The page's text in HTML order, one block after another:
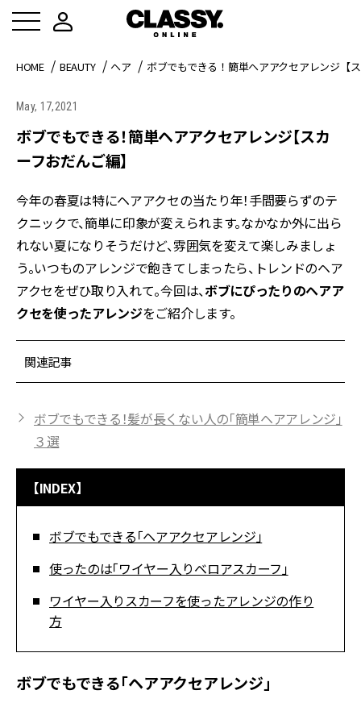
HOME BEAUTY ヘア ボブでもできる！簡単ヘアアクセアレンジ【
May, 17,2021
ボブでもできる！簡単ヘアアクセアレンジ【スカ
ーフおだんご編】
今年の春夏は特にヘアアクセの当たり年！手間要らずのテ
クニックで、簡単に印象が変えられます。なかなか外に出ら
れない夏になりそうだけど、雰囲気を変えて楽しみましょ
う。いつものアレンジで飽きてしまったら、トレンドのヘア
アクセをぜひ取り入れて。今回は、ボブにぴったりのヘアア
クセを使ったアレンジをご紹介します。
関連記事
ボブでもできる！髪が長くない人の「簡単ヘアアレンジ」
３選
【INDEX】
ボブでもできる「ヘアアクセアレンジ」
使ったのは「ワイヤー入りベロアスカーフ」
ワイヤー入りスカーフを使ったアレンジの作り
方
ボブでもできる「ヘアアクセアレンジ」